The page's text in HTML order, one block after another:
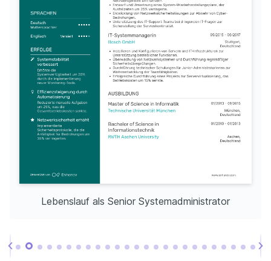
Lebenslauf als Senior Systemadministrator